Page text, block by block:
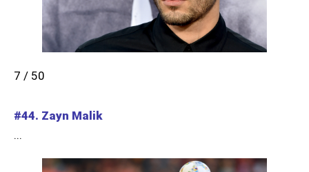
7 / 50
#44. Zayn Malik
...